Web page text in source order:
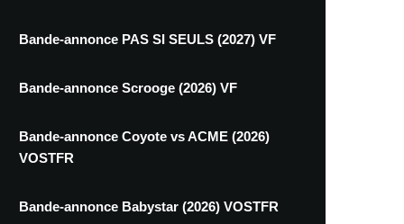
Bande-annonce PAS SI SEULS (2027) VF
Bande-annonce Scrooge (2026) VF
Bande-annonce Coyote vs ACME (2026)
VOSTFR
Bande-annonce Babystar (2026) VOSTFR